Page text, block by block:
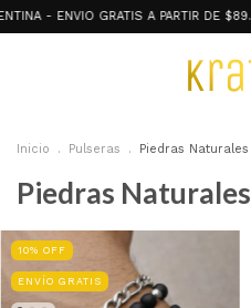
GRATIS A PARTIR DE $89.999 🔥
Inicio . Pulseras . Piedras Naturales
Piedras Naturales
10% OFF
ENVÍO GRATIS